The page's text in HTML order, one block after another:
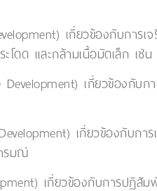
เกี่ยวข้องกับการเ
ดด และกล้ามเนื้อมัดเล็ก เช่
เกี่ยวข้องกับก
เกี่ยวข้องกับกา
รมณ์
เกี่ยวข้องกับการปฏิสั